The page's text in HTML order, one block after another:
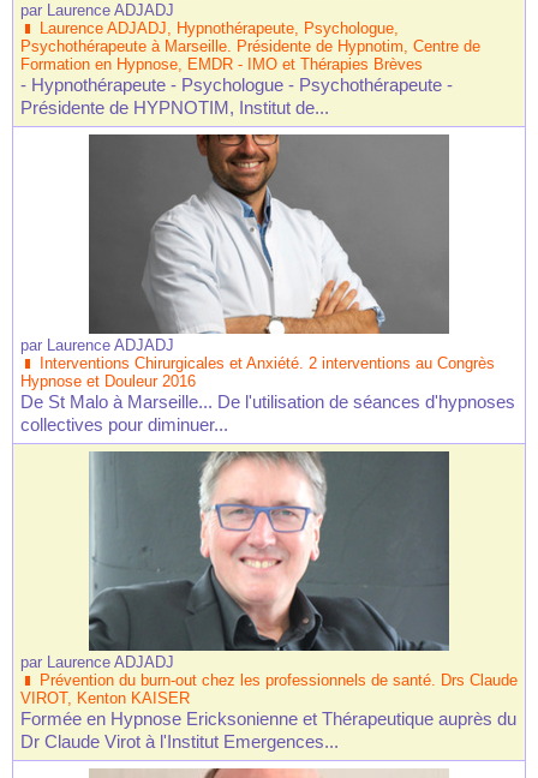
par Laurence ADJADJ
Laurence ADJADJ, Hypnothérapeute, Psychologue,
Psychothérapeute à Marseille. Présidente de Hypnotim, Centre de
Formation en Hypnose, EMDR - IMO et Thérapies Brèves
- Hypnothérapeute - Psychologue - Psychothérapeute -
Présidente de HYPNOTIM, Institut de...
par Laurence ADJADJ
Interventions Chirurgicales et Anxiété. 2 interventions au Congrès
Hypnose et Douleur 2016
De St Malo à Marseille... De l'utilisation de séances d'hypnoses
collectives pour diminuer...
par Laurence ADJADJ
Prévention du burn-out chez les professionnels de santé. Drs Claude
VIROT, Kenton KAISER
Formée en Hypnose Ericksonienne et Thérapeutique auprès du
Dr Claude Virot à l'Institut Emergences...